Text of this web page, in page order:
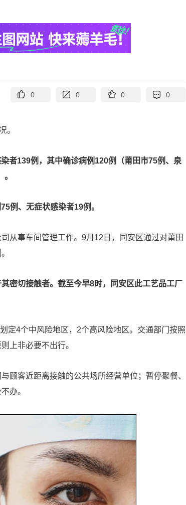
0 0 0 0
。
者139例，其中确诊病例120例（莆田市75例、泉
例、无症状感染者19例。
从事车间管理工作。9月12日，同安区通过对莆田
密切接触者。截至今早8时，同安区此工艺品工厂
定4个中风险地区，2个高风险地区。交通部门按照
上非必要不出行。
顾客近距离接触的公共场所经营单位；暂停聚餐、
办。